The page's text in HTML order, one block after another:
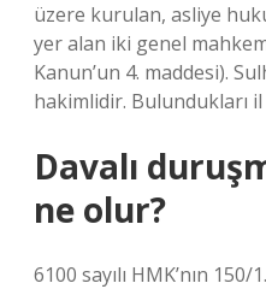
üzere kurulan, asliye
yer alan iki genel
Kanun’un 4. maddesi).
hakimlidir. Bulundukları il
Davalı
ne olur?
6100 sayılı HMK’nın